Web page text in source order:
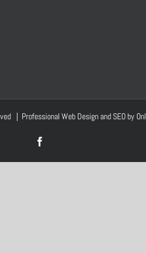
| Professional Web Design and SEO by